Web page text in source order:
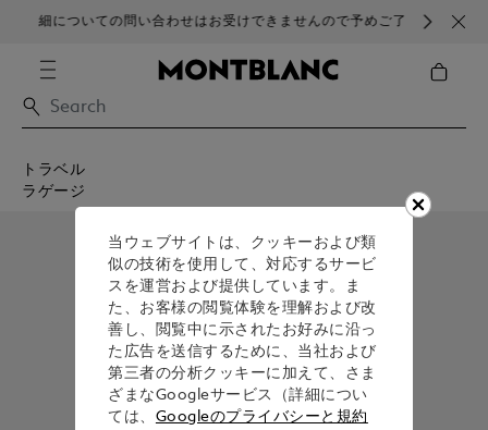
細についての問い合わせはお受けできませんので予めご了
ブ
トラベル
ラゲージ
当ウェブサイトは、クッキーおよび類
似の技術を使用して、対応するサービ
スを運営および提供しています。ま
た、お客様の閲覧体験を理解および改
善し、閲覧中に示されたお好みに沿っ
た広告を送信するために、当社および
第三者の分析クッキーに加えて、さま
ざまなGoogleサービス（詳細につい
ては、 Googleのプライバシーと規約